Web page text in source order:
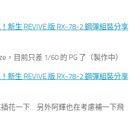
，目前只差 1/60 的 PG 了（製作中）
花一下… 另外阿輝也在考慮補一下飛